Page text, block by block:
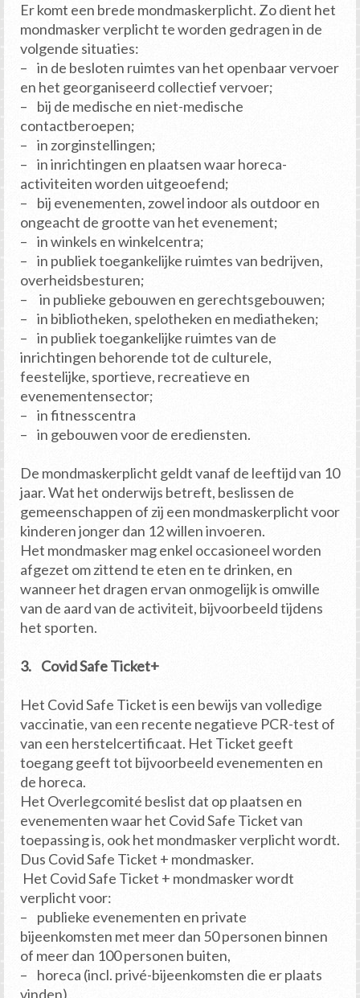
Er komt een brede mondmaskerplicht. Zo dient het
mondmasker verplicht te worden gedragen in de
volgende situaties:
– in de besloten ruimtes van het openbaar vervoer
en het georganiseerd collectief vervoer;
– bij de medische en niet-medische
contactberoepen;
– in zorginstellingen;
– in inrichtingen en plaatsen waar horeca-
activiteiten worden uitgeoefend;
– bij evenementen, zowel indoor als outdoor en
ongeacht de grootte van het evenement;
– in winkels en winkelcentra;
– in publiek toegankelijke ruimtes van bedrijven,
overheidsbesturen;
– in publieke gebouwen en gerechtsgebouwen;
– in bibliotheken, spelotheken en mediatheken;
– in publiek toegankelijke ruimtes van de
inrichtingen behorende tot de culturele,
feestelijke, sportieve, recreatieve en
evenementensector;
– in fitnesscentra
– in gebouwen voor de erediensten.
De mondmaskerplicht geldt vanaf de leeftijd van 10
jaar. Wat het onderwijs betreft, beslissen de
gemeenschappen of zij een mondmaskerplicht voor
kinderen jonger dan 12 willen invoeren.
Het mondmasker mag enkel occasioneel worden
afgezet om zittend te eten en te drinken, en
wanneer het dragen ervan onmogelijk is omwille
van de aard van de activiteit, bijvoorbeeld tijdens
het sporten.
3. Covid Safe Ticket+
Het Covid Safe Ticket is een bewijs van volledige
vaccinatie, van een recente negatieve PCR-test of
van een herstelcertificaat. Het Ticket geeft
toegang geeft tot bijvoorbeeld evenementen en
de horeca.
Het Overlegcomité beslist dat op plaatsen en
evenementen waar het Covid Safe Ticket van
toepassing is, ook het mondmasker verplicht wordt.
Dus Covid Safe Ticket + mondmasker.
Het Covid Safe Ticket + mondmasker wordt
verplicht voor:
– publieke evenementen en private
bijeenkomsten met meer dan 50 personen binnen
of meer dan 100 personen buiten,
– horeca (incl. privé-bijeenkomsten die er plaats
vinden),